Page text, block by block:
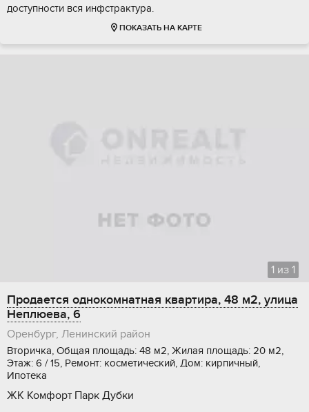
доступности вся инфстрактура.
ПОКАЗАТЬ НА КАРТЕ
1 из 1
Продается однокомнатная квартира, 48 м2, улица
Неплюева, 6
Оренбург, Ленинский район
Вторичка, Общая площадь: 48 м2, Жилая площадь: 20 м2,
Этаж: 6 / 15, Ремонт: косметический, Дом: кирпичный,
Ипотека
ЖК Комфорт Парк Дубки